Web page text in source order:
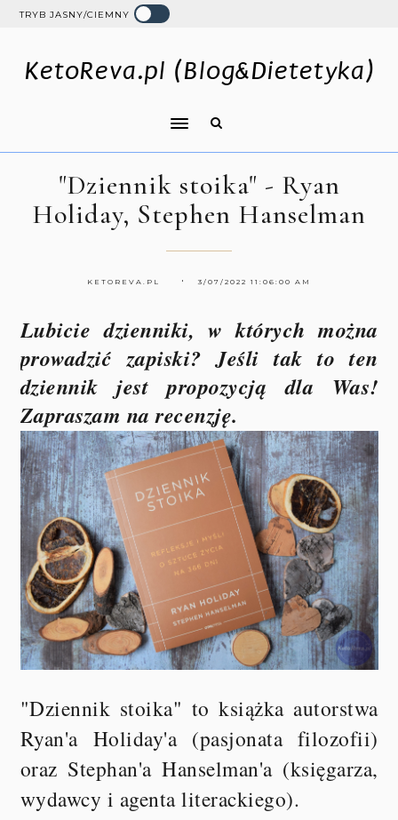
TRYB JASNY/CIEMNY
KetoReva.pl (Blog&Dietetyka)
"Dziennik stoika" - Ryan
Holiday, Stephen Hanselman
KETOREVA.PL 3/07/2022 11:06:00 AM
Lubicie dzienniki, w których można
prowadzić zapiski? Jeśli tak to ten
dziennik jest propozycją dla Was!
Zapraszam na recenzję.
"Dziennik stoika" to książka autorstwa
Ryan'a Holiday'a (pasjonata filozofii)
oraz Stephan'a Hanselman'a (księgarza,
wydawcy i agenta literackiego).